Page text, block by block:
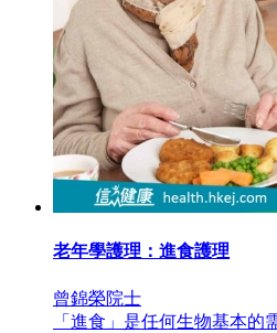
老年學護理：進食護理
曾錦榮院士
「進食」是任何生物基本